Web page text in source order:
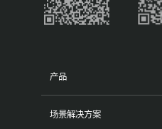
产品
场景解决方案